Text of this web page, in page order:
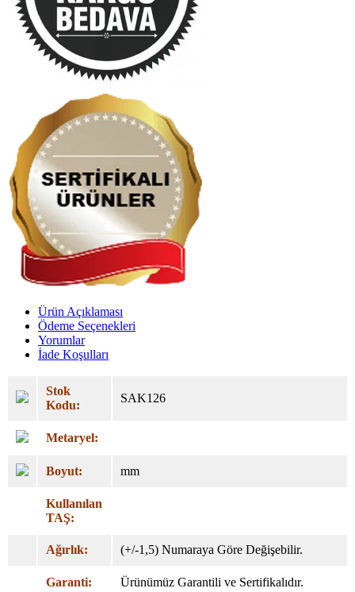
Ürün Açıklaması
Ödeme Seçenekleri
Yorumlar
İade Koşulları
Stok
Kodu:
SAK126
Metaryel:
Boyut: mm
Kullanılan
TAŞ:
Ağırlık: (+/-1,5) Numaraya Göre Değişebilir.
Garanti: Ürünümüz Garantili ve Sertifikalıdır.